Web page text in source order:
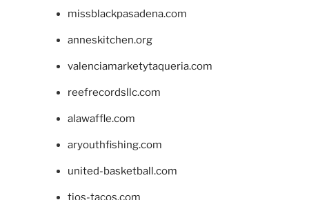
missblackpasadena.com
anneskitchen.org
valenciamarketytaqueria.com
reefrecordsllc.com
alawaffle.com
aryouthfishing.com
united-basketball.com
tios-tacos.com